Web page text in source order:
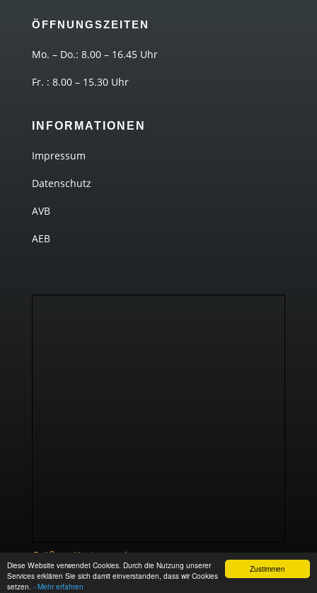
Zustimmen
Diese Website verwendet Cookies. Durch die Nutzung unserer
Services erklären Sie sich damit einverstanden, dass wir Cookies
setzen. - Mehr erfahren
ÖFFNUNGSZEITEN
Mo. – Do.: 8.00 – 16.45 Uhr
Fr. : 8.00 – 15.30 Uhr
INFORMATIONEN
Impressum
Datenschutz
AVB
AEB
Größere Karte anzeigen